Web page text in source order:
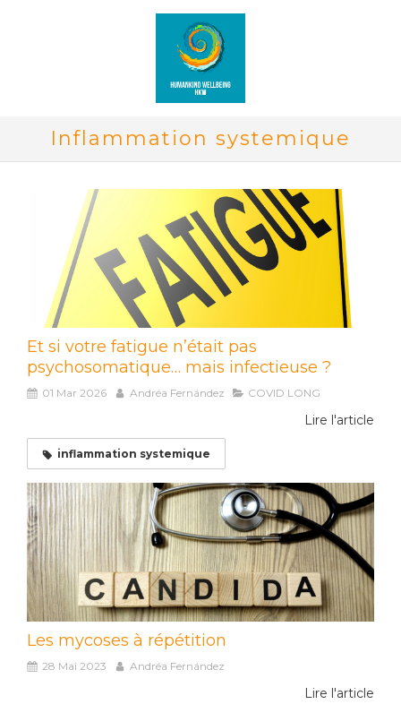
Inflammation systemique
Et si votre fatigue n’était pas
psychosomatique… mais infectieuse ?
01 Mar 2026 Andréa Fernández COVID LONG
Lire l'article
inflammation systemique
Les mycoses à répétition
28 Mai 2023 Andréa Fernández
Lire l'article